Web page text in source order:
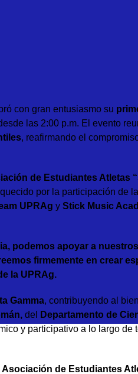
con gran entusiasmo su
las 2:00 p.m. El evento
, reafirmando el
de Estudiantes Atletas
por la participación de la
UPRAg y Stick Music
podemos apoyar a nuestros
firmemente en crear
la UPRAg.
Gamma, contribuyendo al
,del
Departamento de
y participativo a lo largo de
Asociación de Estudiantes